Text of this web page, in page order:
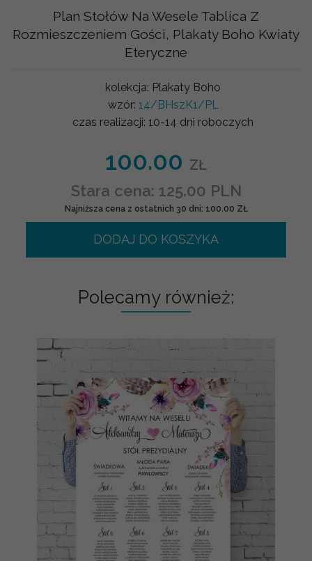
Plan Stołów Na Wesele Tablica Z
Rozmieszczeniem Gości, Plakaty Boho Kwiaty
Eteryczne
kolekcja: Plakaty Boho
wzór: 14/BHszK1/PL
czas realizacji: 10-14 dni roboczych
100.00 ZŁ
Stara cena: 125.00 PLN
Najniższa cena z ostatnich 30 dni: 100.00 ZŁ
DODAJ DO KOSZYKA
Polecamy również: